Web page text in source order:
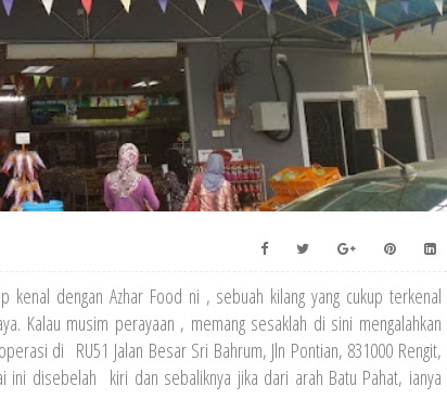
kenal dengan Azhar Food ni , sebuah kilang yang cukup terkenal
Kalau musim perayaan , memang sesaklah di sini mengalahkan
di RU51 Jalan Besar Sri Bahrum, Jln Pontian, 831000 Rengit,
ini disebelah kiri dan sebaliknya jika dari arah Batu Pahat, ianya